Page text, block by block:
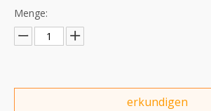
Menge:
erkundigen